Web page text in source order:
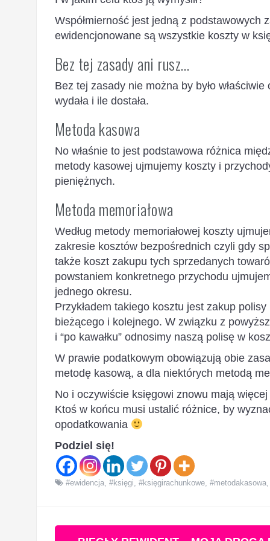
Współmierność jest jedną z podstawowych
ewidencjonowane są wszystkie koszty w
Bez tej zasady ani rusz…
Bez tej zasady nie można by było
wydała i ile dostała.
Metoda kasowa
No właśnie to jest podstawowa różnica
metody kasowej ujmujemy koszty i
pieniężnych.
Metoda memoriałowa
Według metody memoriałowej koszty
zakresie kosztów bezpośrednich czyli gdy
także koszt zakupu tych sprzedanych
powstaniem konkretnego przychodu
jednego okresu.
Przykładem takiego kosztu jest zakup
bieżącego i kolejnego. W związku z
i “po kawałku” odnosimy naszą polisę w
W prawie podatkowym obowiązują obie
metodę kasową, a dla niektórych metodą
No i oczywiście księgowi znowu mają więcej
Ktoś w końcu musi ustalić różnice, by
opodatkowania
Podziel się!
#ewidencja, #księgi #księgirachunkowe, #metodakasowa,